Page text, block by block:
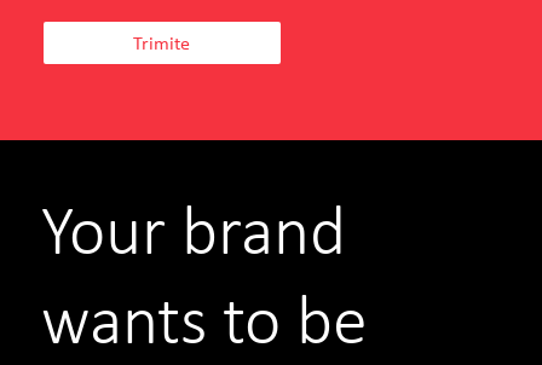
Your brand
wants to be